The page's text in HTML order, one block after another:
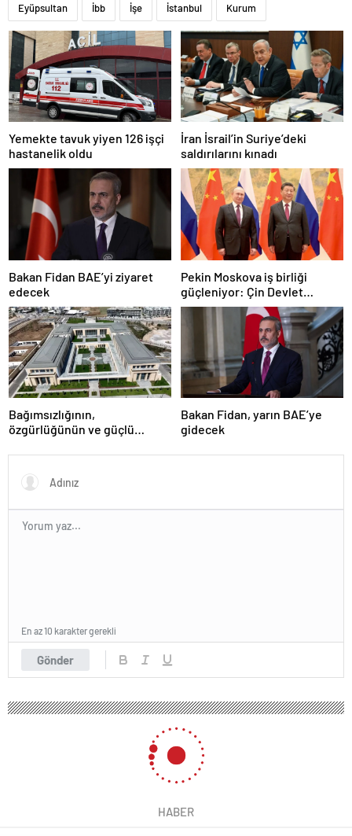
Eyüpsultan İbb İşe İstanbul Kurum
Yemekte tavuk yiyen 126 işçi
hastanelik oldu
İran İsrail’in Suriye’deki
saldırılarını kınadı
Bakan Fidan BAE’yi ziyaret
edecek
Pekin Moskova iş birliği
güçleniyor: Çin Devlet
Başkanı Zafer Günü için
Rusya’da olacak
Bağımsızlığının,
özgürlüğünün ve güçlü
Türkiye’den Yavru Vatan’a dev
eserler…
Bakan Fidan, yarın BAE’ye
gidecek
Gönder
En az 10 karakter gerekli
HABER